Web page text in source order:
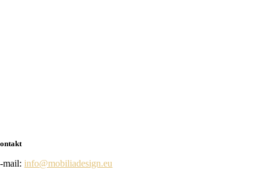
mail:info@mobiliadesign.eu